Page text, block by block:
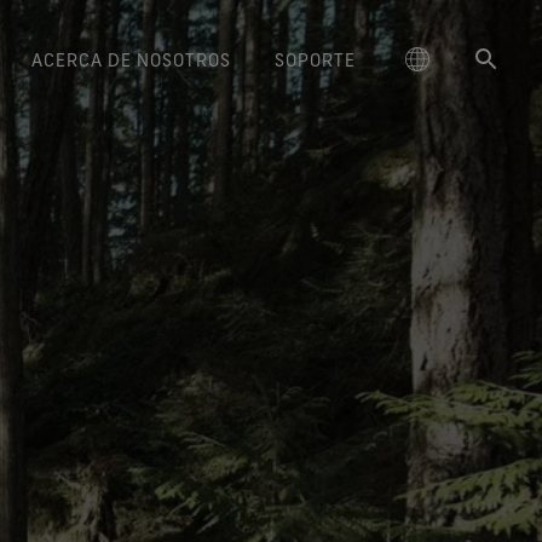
GORE‑TEX® Lifestyle Arc'teryx
Burton
Mammut
Norrøna
Calzado GORE‑TEX®
Confort y protección de
confianza.
GORE‑TEX Invisible Fit
El ajuste y la sensación que
gustan. Impermeabilidad
garantizada.
Calzado GORE‑TEX®
SURROUND®
de transpirablidad 360º
Guantes GORE‑TEX®
Confort y protección de
confianza.
Guantes WINDSTOPPER® Stretch
by GORE‑TEX LABS®
Buen ajuste. Mejor control.
Diseñados para no sacártelos
nunca.
Guantes WINDSTOPPER® by
GORE‑TEX LABS®
Rendimiento responsable
de forma responsable
la innovación basada en
Productos duraderos
basada en la ciencia
Nuestro compromiso
La Durabilidad y el Valor de lo
Duradero
Descubre la importancia creciente
de la durabilidad en el sector
outdoor. Nuestro libro blanco ya
está aquí.
ACERCA DE NOSOTROS
Freeride World Tour
Serie Breaking Trails
Embajadores de marca
SOPORTE
Instrucciones de cuidado
repelente al agua
Contacto
Garantía y devolución
Preguntas frecuentes
Kingdom
大中华区-中国大陆
대한민국
大中華區–台灣/香港
Australia / New Zealand